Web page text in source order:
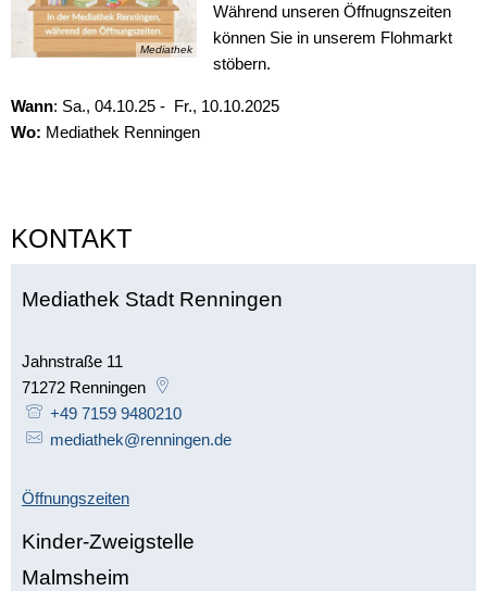
Mediathek
Während unseren Öffnugnszeiten
können Sie in unserem Flohmarkt
stöbern.
Wann: Sa., 04.10.25 - Fr., 10.10.2025
Wo: Mediathek Renningen
KONTAKT
Mediathek Stadt Renningen
Jahnstraße 11
71272 Renningen
+49 7159 9480210
mediathek@renningen.de
Öffnungszeiten
Kinder-Zweigstelle
Malmsheim